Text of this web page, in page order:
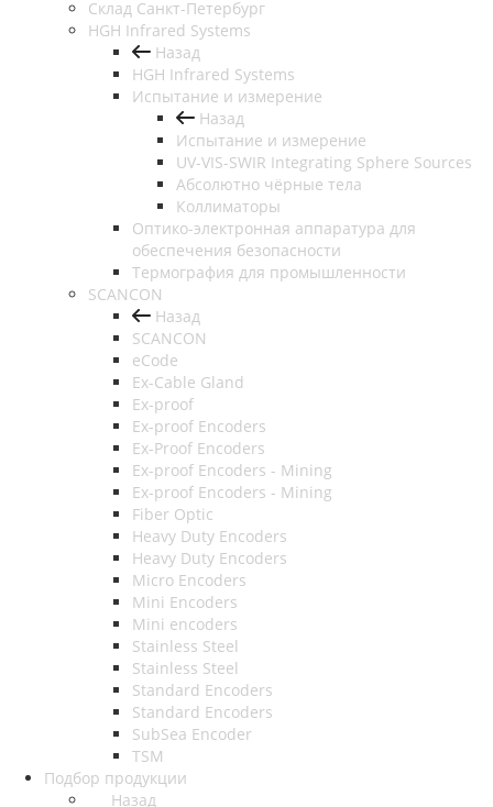
Cклад Санкт-Петербург
HGH Infrared Systems
Назад
HGH Infrared Systems
Испытание и измерение
Назад
Испытание и измерение
UV-VIS-SWIR Integrating Sphere Sources
Абсолютно чёрные тела
Коллиматоры
Оптико-электронная аппаратура для
обеспечения безопасности
Термография для промышленности
SCANCON
Назад
SCANCON
eCode
Ex-Cable Gland
Ex-proof
Ex-proof Encoders
Ex-Proof Encoders
Ex-proof Encoders - Mining
Ex-proof Encoders - Mining
Fiber Optic
Heavy Duty Encoders
Heavy Duty Encoders
Micro Encoders
Mini Encoders
Mini encoders
Stainless Steel
Stainless Steel
Standard Encoders
Standard Encoders
SubSea Encoder
TSM
Подбор продукции
Назад